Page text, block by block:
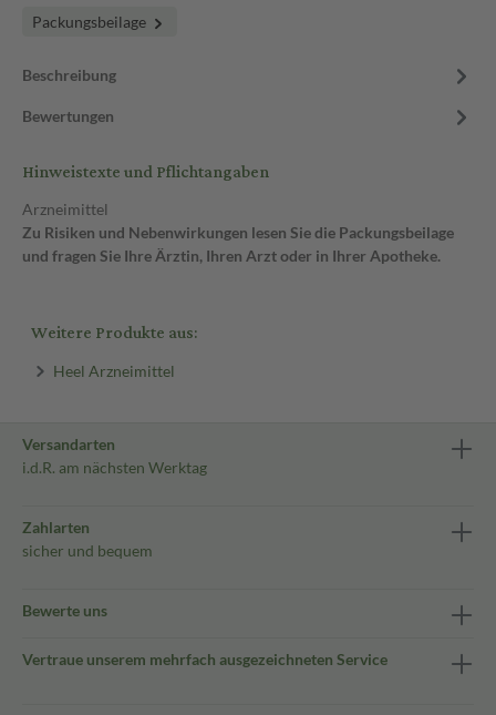
Packungsbeilage
Beschreibung
Bewertungen
Hinweistexte und Pflichtangaben
Arzneimittel
Zu Risiken und Nebenwirkungen lesen Sie die Packungsbeilage
und fragen Sie Ihre Ärztin, Ihren Arzt oder in Ihrer Apotheke.
Weitere Produkte aus:
Heel Arzneimittel
Versandarten
i.d.R. am nächsten Werktag
Zahlarten
sicher und bequem
Bewerte uns
Vertraue unserem mehrfach ausgezeichneten Service